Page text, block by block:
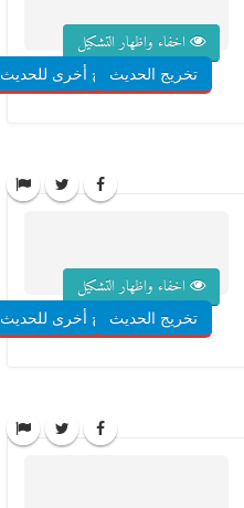
اخفاء واظهار التشكيل
تخريج الحديثشروح أخرى للحديث
اخفاء واظهار التشكيل
تخريج الحديثشروح أخرى للحديث